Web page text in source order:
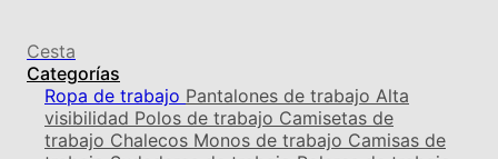
Cesta
Categorías
Ropa de trabajo Pantalones de trabajo Alta
visibilidad Polos de trabajo Camisetas de
trabajo Chalecos Monos de trabajo Camisas de